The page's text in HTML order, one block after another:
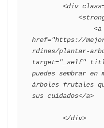
href="https://
rdines/plantar-
target="_self"
puedes sembrar en
árboles frutales
sus cuidados</a>